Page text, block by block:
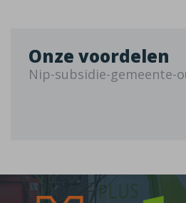
Onze voordelen
Nip-subsidie-gemeente-